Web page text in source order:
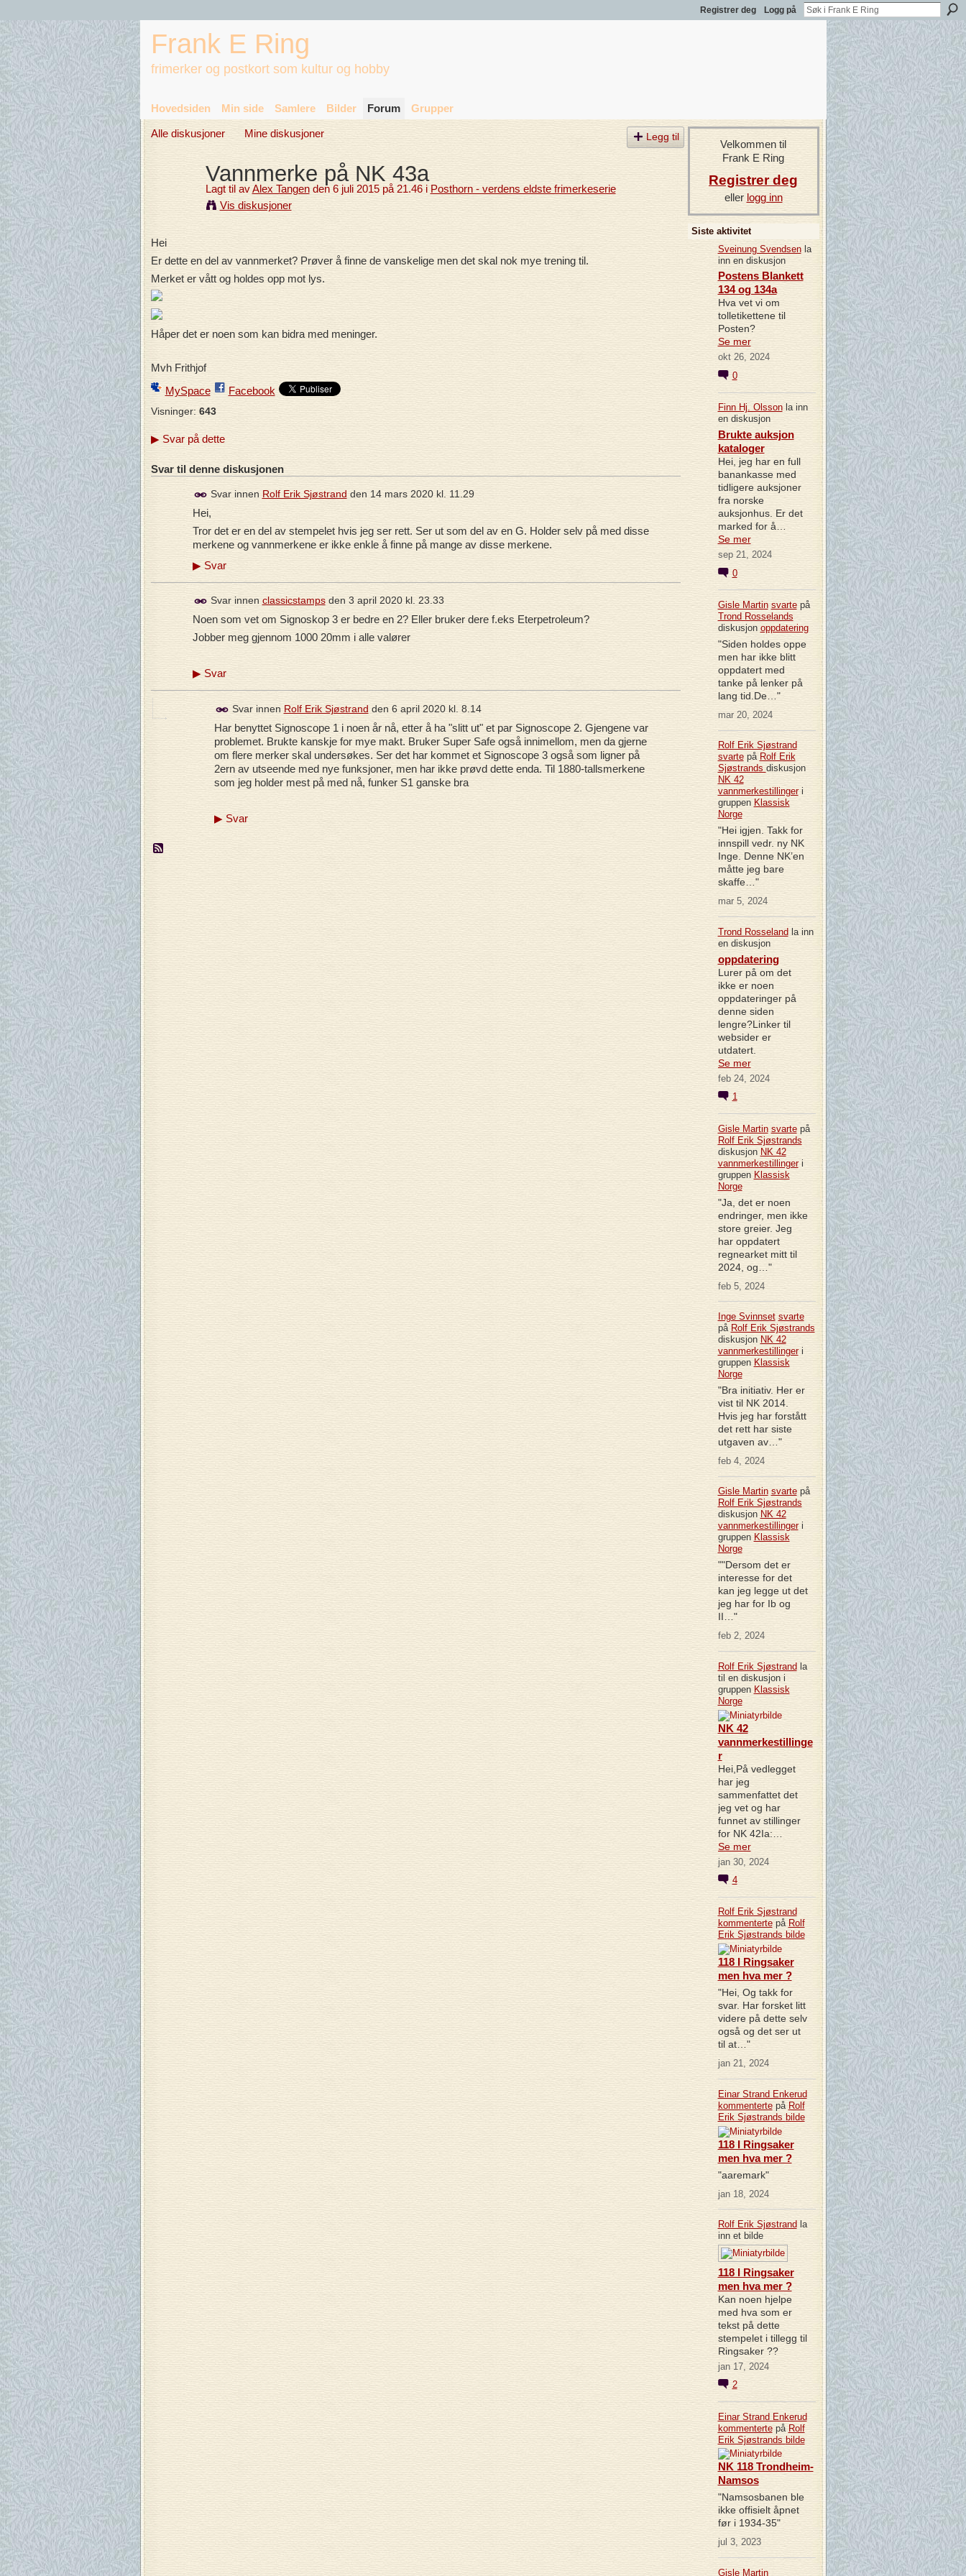
Registrer deg Logg på
Frank E Ring
frimerker og postkort som kultur og hobby
Hovedsiden Min side Samlere Bilder Forum Grupper
Alle diskusjoner Mine diskusjoner Legg til
Vannmerke på NK 43a
Lagt til avAlex Tangenden 6 juli 2015 på 21.46 i Posthorn - verdens eldste frimerkeserie
Vis diskusjoner
Hei
Er dette en del av vannmerket? Prøver å finne de vanskelige men det skal nok mye trening til.
Merket er vått og holdes opp mot lys.
Håper det er noen som kan bidra med meninger.
Mvh Frithjof
MySpace
Facebook
Visninger: 643
▶Svar på dette
Svar til denne diskusjonen
Svar innen Rolf Erik Sjøstrand den 14 mars 2020 kl. 11.29
Hei,
Tror det er en del av stempelet hvis jeg ser rett. Ser ut som del av en G. Holder selv på med disse
merkene og vannmerkene er ikke enkle å finne på mange av disse merkene.
▶Svar
Svar innen classicstampsden 3 april 2020 kl. 23.33
Noen som vet om Signoskop 3 er bedre en 2? Eller bruker dere f.eks Eterpetroleum?
Jobber meg gjennom 1000 20mm i alle valører
▶Svar
Svar innen Rolf Erik Sjøstrand den 6 april 2020 kl. 8.14
Har benyttet Signoscope 1 i noen år nå, etter å ha "slitt ut" et par Signoscope 2. Gjengene var
problemet. Brukte kanskje for mye makt. Bruker Super Safe også innimellom, men da gjerne
om flere merker skal undersøkes. Ser det har kommet et Signoscope 3 også som ligner på
2ern av utseende med nye funksjoner, men har ikke prøvd dette enda. Til 1880-tallsmerkene
som jeg holder mest på med nå, funker S1 ganske bra
▶Svar
Velkommen til
Frank E Ring
Registrer deg
eller logg inn
Siste aktivitet
Sveinung Svendsenla
inn en diskusjon
Postens Blankett
134 og 134a
Hva vet vi om
tolletikettene til
Posten?
Se mer
okt 26, 2024
0
Finn Hj. Olssonla inn
en diskusjon
Brukte auksjon
kataloger
Hei, jeg har en full
banankasse med
tidligere auksjoner
fra norske
auksjonhus. Er det
marked for å…
Se mer
sep 21, 2024
0
Gisle Martin svartepå
Trond Rosselands
diskusjon oppdatering
"Siden holdes oppe
men har ikke blitt
oppdatert med
tanke på lenker på
lang tid.De…"
mar 20, 2024
Rolf Erik Sjøstrand
svartepå Rolf Erik
Sjøstrands diskusjon
NK 42
vannmerkestillingeri
gruppen Klassisk
Norge
"Hei igjen. Takk for
innspill vedr. ny NK
Inge. Denne NK’en
måtte jeg bare
skaffe…"
mar 5, 2024
Trond Rosseland la inn
en diskusjon
oppdatering
Lurer på om det
ikke er noen
oppdateringer på
denne siden
lengre?Linker til
websider er
utdatert.
Se mer
feb 24, 2024
1
Gisle Martin svartepå
Rolf Erik Sjøstrands
diskusjon NK 42
vannmerkestillingeri
gruppen Klassisk
Norge
"Ja, det er noen
endringer, men ikke
store greier. Jeg
har oppdatert
regnearket mitt til
2024, og…"
feb 5, 2024
Inge Svinnset svarte
på Rolf Erik Sjøstrands
diskusjon NK 42
vannmerkestillingeri
gruppen Klassisk
Norge
"Bra initiativ. Her er
vist til NK 2014.
Hvis jeg har forstått
det rett har siste
utgaven av…"
feb 4, 2024
Gisle Martin svartepå
Rolf Erik Sjøstrands
diskusjon NK 42
vannmerkestillingeri
gruppen Klassisk
Norge
""Dersom det er
interesse for det
kan jeg legge ut det
jeg har for Ib og
II…"
feb 2, 2024
Rolf Erik Sjøstrand la
til en diskusjon i
gruppen Klassisk
Norge
NK 42
vannmerkestillinge
r
Hei,På vedlegget
har jeg
sammenfattet det
jeg vet og har
funnet av stillinger
for NK 42Ia:…
Se mer
jan 30, 2024
4
Rolf Erik Sjøstrand
kommentertepå Rolf
Erik Sjøstrandsbilde
118 I Ringsaker
men hva mer ?
"Hei, Og takk for
svar. Har forsket litt
videre på dette selv
også og det ser ut
til at…"
jan 21, 2024
Einar Strand Enkerud
kommentertepå Rolf
Erik Sjøstrandsbilde
118 I Ringsaker
men hva mer ?
"aaremark"
jan 18, 2024
Rolf Erik Sjøstrand la
inn et bilde
118 I Ringsaker
men hva mer ?
Kan noen hjelpe
med hva som er
tekst på dette
stempelet i tillegg til
Ringsaker ??
jan 17, 2024
2
Einar Strand Enkerud
kommentertepå Rolf
Erik Sjøstrandsbilde
NK 118 Trondheim-
Namsos
"Namsosbanen ble
ikke offisielt åpnet
før i 1934-35"
jul 3, 2023
Gisle Martin